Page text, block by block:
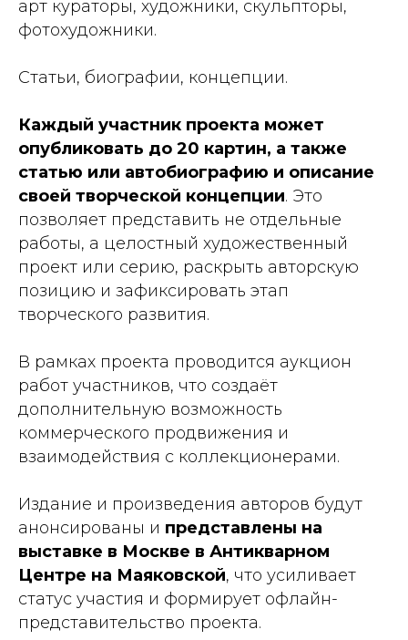
арт кураторы, художники, скульпторы,
фотохудожники.
Статьи, биографии, концепции.
Каждый участник проекта может
опубликовать до 20 картин, а также
статью или автобиографию и описание
своей творческой концепции. Это
позволяет представить не отдельные
работы, а целостный художественный
проект или серию, раскрыть авторскую
позицию и зафиксировать этап
творческого развития.
В рамках проекта проводится аукцион
работ участников, что создаёт
дополнительную возможность
коммерческого продвижения и
взаимодействия с коллекционерами.
Издание и произведения авторов будут
анонсированы и представлены на
выставке в Москве в Антикварном
Центре на Маяковской, что усиливает
статус участия и формирует офлайн-
представительство проекта.